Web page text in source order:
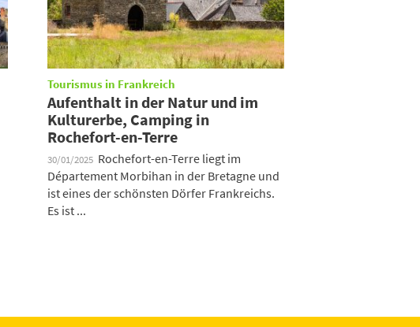
Tourismus in Frankreich
Aufenthalt in der Natur und im
Kulturerbe, Camping in
Rochefort-en-Terre
30/01/2025 Rochefort-en-Terre liegt im
Département Morbihan in der Bretagne und
ist eines der schönsten Dörfer Frankreichs.
Es ist ...